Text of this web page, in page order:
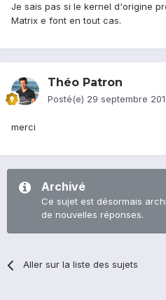
Je sais pas si le kernel d'origine
Matrix e font en tout cas.
Théo Patron
Posté(e) 29 septembre
merci
Archivé
Ce sujet est désormais
de nouvelles réponses.
Aller sur la liste des sujets